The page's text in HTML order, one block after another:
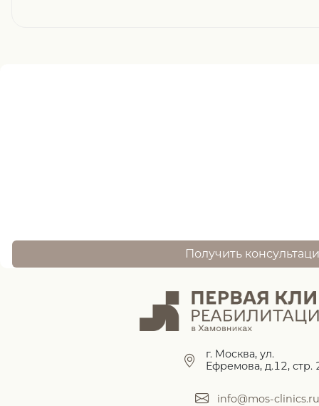
Получить
г. Москва, ул.
Ефремова, д.12, стр.
info@mos-clinics.ru